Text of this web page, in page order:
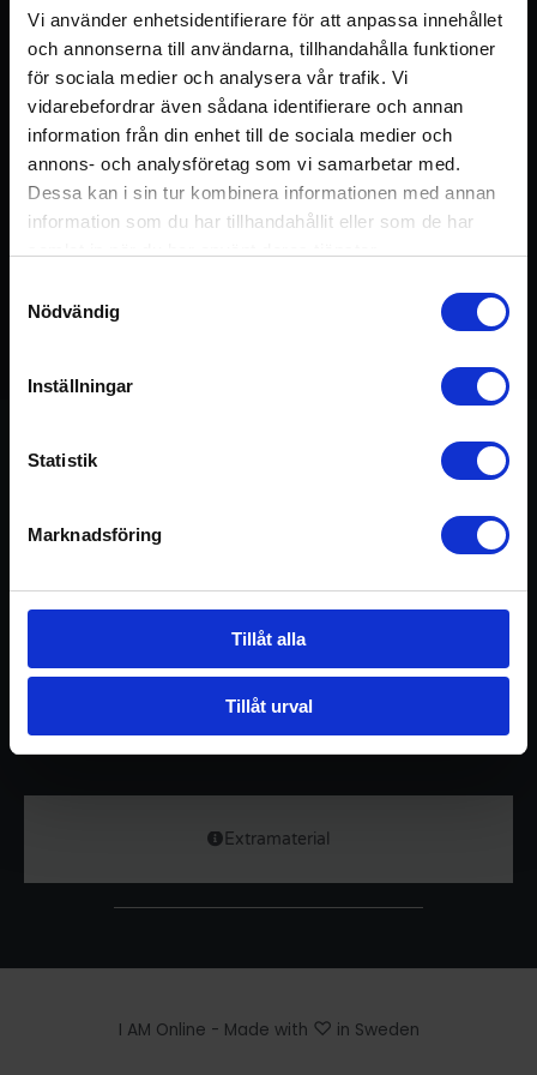
Vi använder enhetsidentifierare för att anpassa innehållet
och annonserna till användarna, tillhandahålla funktioner
för sociala medier och analysera vår trafik. Vi
vidarebefordrar även sådana identifierare och annan
information från din enhet till de sociala medier och
annons- och analysföretag som vi samarbetar med.
Dessa kan i sin tur kombinera informationen med annan
information som du har tillhandahållit eller som de har
Nödvändig
Inställningar
Statistik
Marknadsföring
Tillåt alla
Tillåt urval
Logga in Registrera konto
Sommarskola
Extramaterial
hämtad ur kundaliniyoga traditionen, som sägs kunna
balansera hela chakrasystemet och samtidigt ge dig en
glimt av själva essensen av yogans sanna syfte:
Upplevelsen av det obegränsade inom ramen för det
begränsade.
I AM Online - Made with ♡ in Sweden